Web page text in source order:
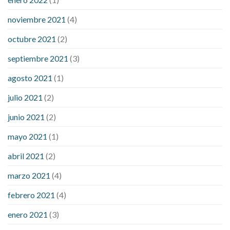
noviembre 2021 (4)
octubre 2021 (2)
septiembre 2021 (3)
agosto 2021 (1)
julio 2021 (2)
junio 2021 (2)
mayo 2021 (1)
abril 2021 (2)
marzo 2021 (4)
febrero 2021 (4)
enero 2021 (3)